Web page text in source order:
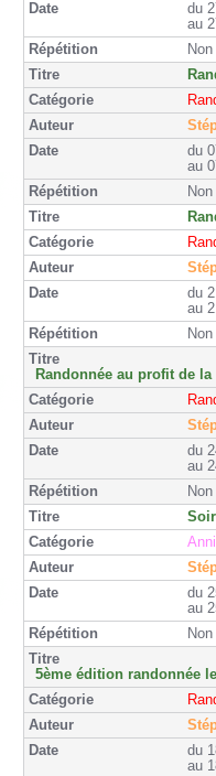
du
au
Non
du
au
Non
du
au
Non
Randonnée au profit de
du
au
Non
du
au
Non
5ème édition randonnée
du
au